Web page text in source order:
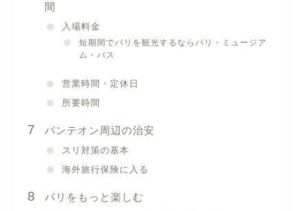
間
入場料金
短期間でパリを観光するならパリ・ミュージア
ム・パス
営業時間・定休日
所要時間
パンテオン周辺の治安
スリ対策の基本
海外旅行保険に入る
パリをもっと楽しむ